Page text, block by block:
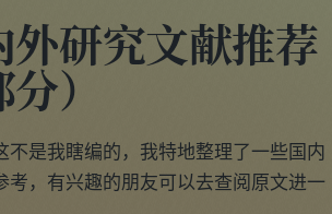
外研究文献推荐
）
不是我瞎编的，我特地整理了一些国内
考，有兴趣的朋友可以去查阅原文进一